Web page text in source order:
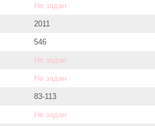
Не задан
2011
546
Не задан
Не задан
83-113
Не задан